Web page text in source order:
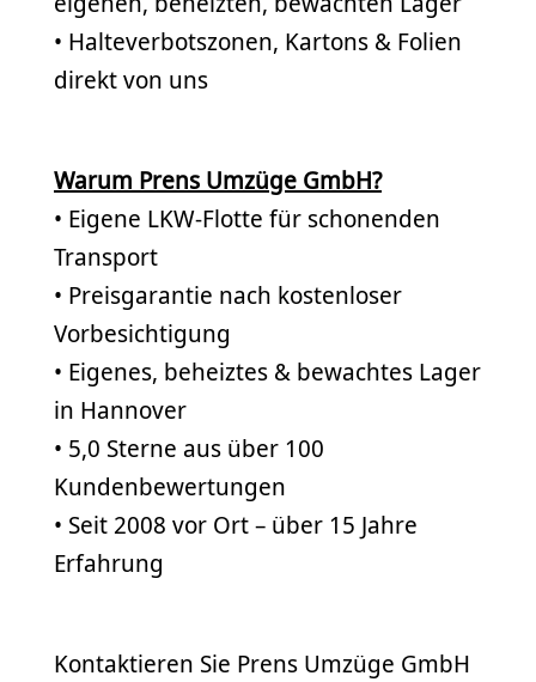
• Halteverbotszonen, Kartons & Folien
direkt von uns
Warum Prens Umzüge GmbH?
• Eigene LKW-Flotte für schonenden
Transport
• Preisgarantie nach kostenloser
Vorbesichtigung
• Eigenes, beheiztes & bewachtes Lager
in Hannover
• 5,0 Sterne aus über 100
Kundenbewertungen
• Seit 2008 vor Ort – über 15 Jahre
Erfahrung
Kontaktieren Sie Prens Umzüge GmbH